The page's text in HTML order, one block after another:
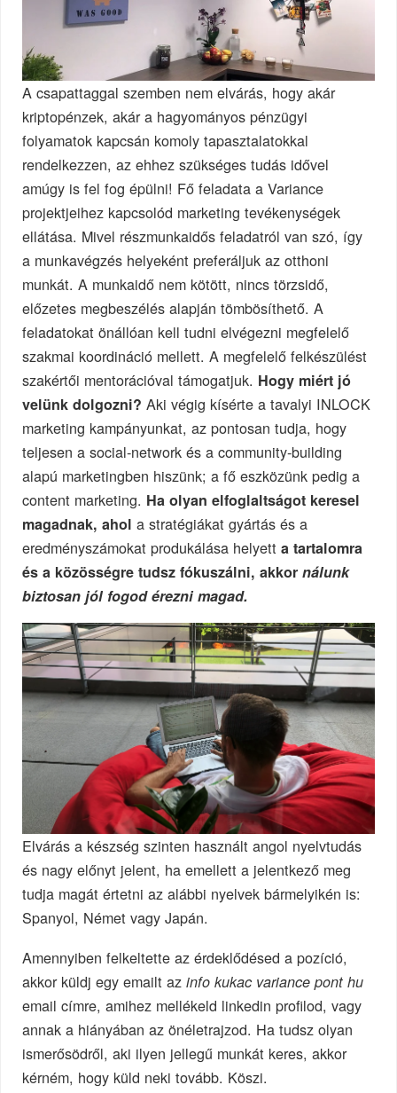
A csapattaggal szemben nem elvárás, hogy akár
kriptopénzek, akár a hagyományos pénzügyi
folyamatok kapcsán komoly tapasztalatokkal
rendelkezzen, az ehhez szükséges tudás idővel
amúgy is fel fog épülni! Fő feladata a Variance
projektjeihez kapcsolód marketing tevékenységek
ellátása. Mivel részmunkaidős feladatról van szó, így
a munkavégzés helyeként preferáljuk az otthoni
munkát. A munkaidő nem kötött, nincs törzsidő,
előzetes megbeszélés alapján tömbösíthető. A
feladatokat önállóan kell tudni elvégezni megfelelő
szakmai koordináció mellett. A megfelelő felkészülést
szakértői mentorációval támogatjuk. Hogy miért jó
velünk dolgozni? Aki végig kísérte a tavalyi INLOCK
marketing kampányunkat, az pontosan tudja, hogy
teljesen a social-network és a community-building
alapú marketingben hiszünk; a fő eszközünk pedig a
content marketing. Ha olyan elfoglaltságot keresel
magadnak, ahola stratégiákat gyártás és a
eredményszámokat produkálása helyett a tartalomra
és a közösségre tudsz fókuszálni, akkornálunk
biztosan jól fogod érezni magad.
Elvárás a készség szinten használt angol nyelvtudás
és nagy előnyt jelent, ha emellett a jelentkező meg
tudja magát értetni az alábbi nyelvek bármelyikén is:
Spanyol, Német vagy Japán.
Amennyiben felkeltette az érdeklődésed a pozíció,
akkor küldj egy emailt azinfo kukac variance pont hu
email címre, amihez mellékeld linkedin profilod, vagy
annak a hiányában az önéletrajzod. Ha tudsz olyan
ismerősödről, aki ilyen jellegű munkát keres, akkor
kérném, hogy küld neki tovább. Köszi.